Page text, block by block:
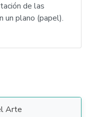
de las
un plano (papel).
Arte